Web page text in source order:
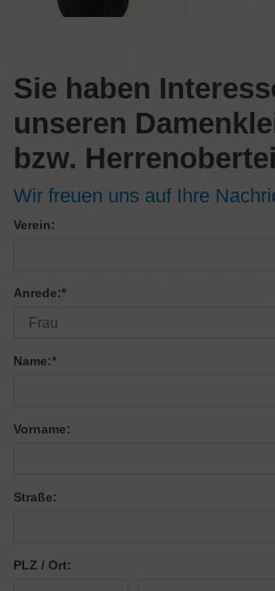
Sie haben
unseren
bzw.
Wir freuen uns auf Ihre
Verein:
Anrede:*
Name:*
Vorname:
Straße:
PLZ / Ort: